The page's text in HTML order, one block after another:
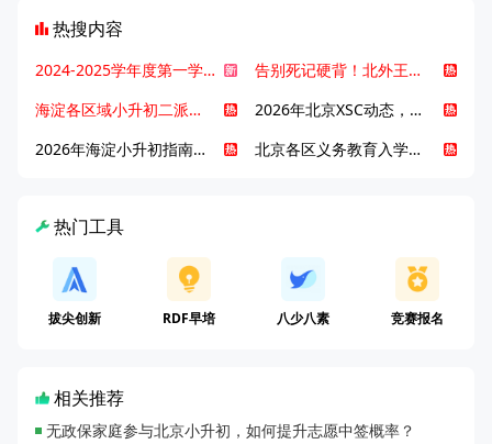
热搜内容
2024-2025学年度第一学期北京各区期末考试真题试卷汇总
告别死记硬背！北外王牌精读词汇课，帮孩子突破英语词汇难关
海淀各区域小升初二派全攻略合集！区域一至五志愿填报、升学策略详解
2026年北京XSC动态，持续更新中ing...
2026年海淀小升初指南，一文了解招生政策要点
北京各区义务教育入学咨询电话汇总，25年小升初家长提前收藏
热门工具
拔尖创新 RDF早培 八少八素 竞赛报名
相关推荐
无政保家庭参与北京小升初，如何提升志愿中签概率？